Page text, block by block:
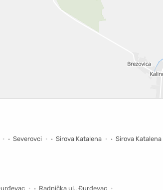
Severovci Sirova Katalena
Sirova Katalena
Radnička ul., Đurđevac